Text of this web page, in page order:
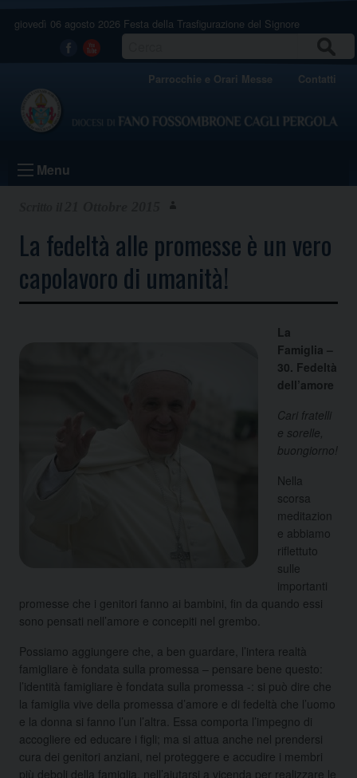
giovedì 06 agosto 2026 Festa della Trasfigurazione del Signore
Facebook
Youtube
Parrocchie e Orari Messe Contatti
Menu
La fedeltà alle promesse è un vero
capolavoro di umanità!
La
Famiglia –
30. Fedeltà
dell’amore
Cari fratelli
e sorelle,
buongiorno!
Nella
scorsa
meditazion
e abbiamo
riflettuto
sulle
importanti
promesse che i genitori fanno ai bambini, fin da quando essi
sono pensati nell’amore e concepiti nel grembo.
Possiamo aggiungere che, a ben guardare, l’intera realtà
famigliare è fondata sulla promessa – pensare bene questo:
l’identità famigliare è fondata sulla promessa -: si può dire che
la famiglia vive della promessa d’amore e di fedeltà che l’uomo
e la donna si fanno l’un l’altra. Essa comporta l’impegno di
accogliere ed educare i figli; ma si attua anche nel prendersi
cura dei genitori anziani, nel proteggere e accudire i membri
più deboli della famiglia, nell’aiutarsi a vicenda per realizzare le